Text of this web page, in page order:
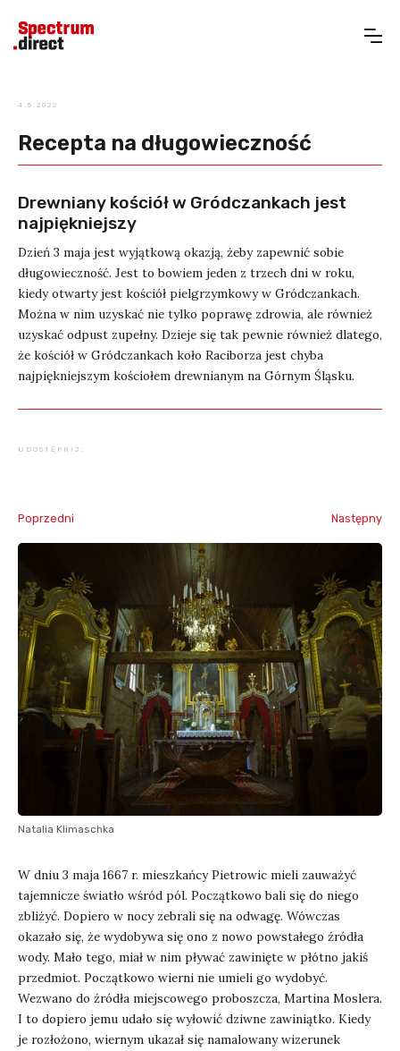
4.5.2022
Recepta na długowieczność
Drewniany kościół w Gródczankach jest
najpiękniejszy
Dzień 3 maja jest wyjątkową okazją, żeby zapewnić sobie
długowieczność. Jest to bowiem jeden z trzech dni w roku,
kiedy otwarty jest kościół pielgrzymkowy w Gródczankach.
Można w nim uzyskać nie tylko poprawę zdrowia, ale również
uzyskać odpust zupełny. Dzieje się tak pewnie również dlatego,
że kościół w Gródczankach koło Raciborza jest chyba
najpiękniejszym kościołem drewnianym na Górnym Śląsku.
UDOSTĘPNIJ:
Poprzedni Następny
Natalia Klimaschka
W dniu 3 maja 1667 r. mieszkańcy Pietrowic mieli zauważyć
tajemnicze światło wśród pól. Początkowo bali się do niego
zbliżyć. Dopiero w nocy zebrali się na odwagę. Wówczas
okazało się, że wydobywa się ono z nowo powstałego źródła
wody. Mało tego, miał w nim pływać zawinięte w płótno jakiś
przedmiot. Początkowo wierni nie umieli go wydobyć.
Wezwano do źródła miejscowego proboszcza, Martina Moslera.
I to dopiero jemu udało się wyłowić dziwne zawiniątko. Kiedy
je rozłożono, wiernym ukazał się namalowany wizerunek